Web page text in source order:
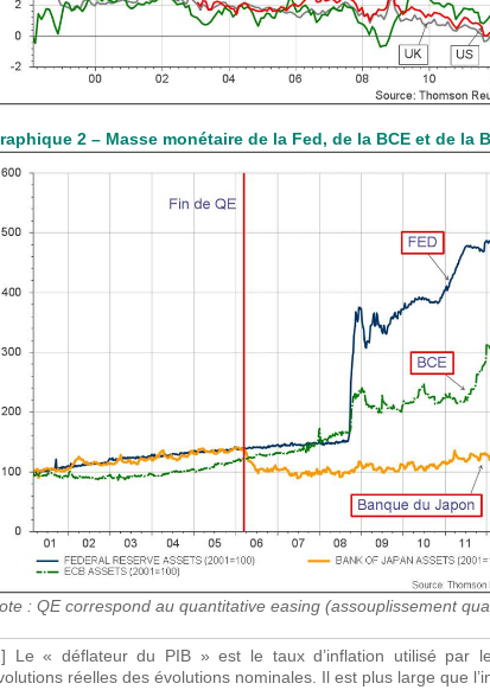
2 – Masse monétaire de la Fed, de la BCE et de la
: QE correspond au quantitative easing (assouplissement
Le « déflateur du PIB » est le taux d’inflation utilisé par
réelles des évolutions nominales. Il est plus large que